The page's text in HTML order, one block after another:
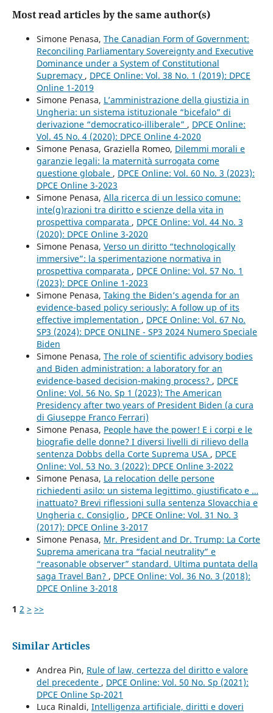
Most read articles by the same author(s)
Simone Penasa, The Canadian Form of Government:
Reconciling Parliamentary Sovereignty and Executive
Dominance under a System of Constitutional
Supremacy , DPCE Online: Vol. 38 No. 1 (2019): DPCE
Online 1-2019
Simone Penasa, L’amministrazione della giustizia in
Ungheria: un sistema istituzionale “bicefalo” di
derivazione “democratico-illiberale” , DPCE Online:
Vol. 45 No. 4 (2020): DPCE Online 4-2020
Simone Penasa, Graziella Romeo, Dilemmi morali e
garanzie legali: la maternità surrogata come
questione globale , DPCE Online: Vol. 60 No. 3 (2023):
DPCE Online 3-2023
Simone Penasa, Alla ricerca di un lessico comune:
inte(g)razioni tra diritto e scienze della vita in
prospettiva comparata , DPCE Online: Vol. 44 No. 3
(2020): DPCE Online 3-2020
Simone Penasa, Verso un diritto “technologically
immersive”: la sperimentazione normativa in
prospettiva comparata , DPCE Online: Vol. 57 No. 1
(2023): DPCE Online 1-2023
Simone Penasa, Taking the Biden’s agenda for an
evidence-based policy seriously: A follow up of its
effective implementation , DPCE Online: Vol. 67 No.
SP3 (2024): DPCE ONLINE - SP3 2024 Numero Speciale
Biden
Simone Penasa, The role of scientific advisory bodies
and Biden administration: a laboratory for an
evidence-based decision-making process? , DPCE
Online: Vol. 56 No. Sp 1 (2023): The American
Presidency after two years of President Biden (a cura
di Giuseppe Franco Ferrari)
Simone Penasa, People have the power! E i corpi e le
biografie delle donne? I diversi livelli di rilievo della
sentenza Dobbs della Corte Suprema USA , DPCE
Online: Vol. 53 No. 3 (2022): DPCE Online 3-2022
Simone Penasa, La relocation delle persone
richiedenti asilo: un sistema legittimo, giustificato e …
inattuato? Brevi riflessioni sulla sentenza Slovacchia e
Ungheria c. Consiglio , DPCE Online: Vol. 31 No. 3
(2017): DPCE Online 3-2017
Simone Penasa, Mr. President and Dr. Trump: La Corte
Suprema americana tra “facial neutrality” e
“reasonable observer” standard. Ultima puntata della
saga Travel Ban? , DPCE Online: Vol. 36 No. 3 (2018):
DPCE Online 3-2018
1 2 > >>
Similar Articles
Andrea Pin, Rule of law, certezza del diritto e valore
del precedente , DPCE Online: Vol. 50 No. Sp (2021):
DPCE Online Sp-2021
Luca Rinaldi, Intelligenza artificiale, diritti e doveri